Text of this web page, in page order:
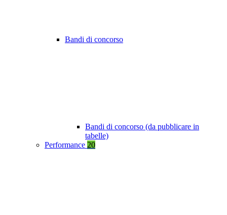
Bandi di concorso
Bandi di concorso (da pubblicare in
tabelle)
Performance 20